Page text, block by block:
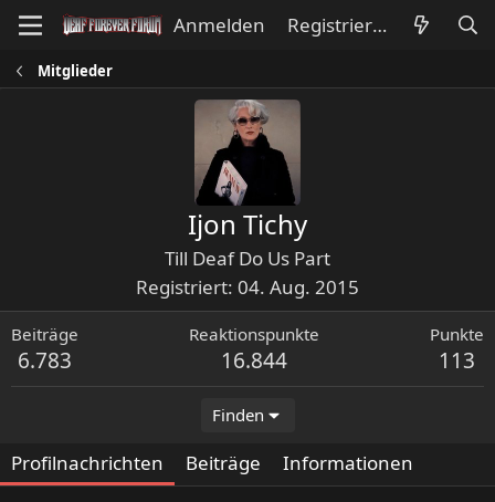
Anmelden Registrieren
Mitglieder
Ijon Tichy
Till Deaf Do Us Part
Registriert 04. Aug. 2015
Beiträge
6.783
Reaktionspunkte
16.844
Punkte
113
Finden
Profilnachrichten Beiträge Informationen